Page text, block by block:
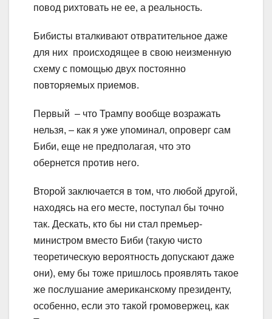
повод рихтовать не ее, а реальность.
Бибисты вталкивают отвратительное даже
для них происходящее в свою неизменную
схему с помощью двух постоянно
повторяемых приемов.
Первый – что Трампу вообще возражать
нельзя, – как я уже упоминал, опроверг сам
Биби, еще не предполагая, что это
обернется против него.
Второй заключается в том, что любой другой,
находясь на его месте, поступал бы точно
так. Дескать, кто бы ни стал премьер-
министром вместо Биби (такую чисто
теоретическую вероятность допускают даже
они), ему бы тоже пришлось проявлять такое
же послушание американскому президенту,
особенно, если это такой громовержец, как